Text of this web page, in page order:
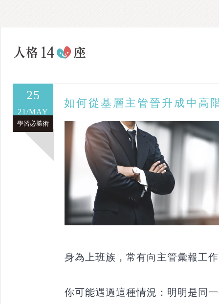
25
21/MAY
學習必勝術
如何從基層主管晉升成中高
身為上班族，常有向主管彙報工
你可能遇過這種情況：明明是同